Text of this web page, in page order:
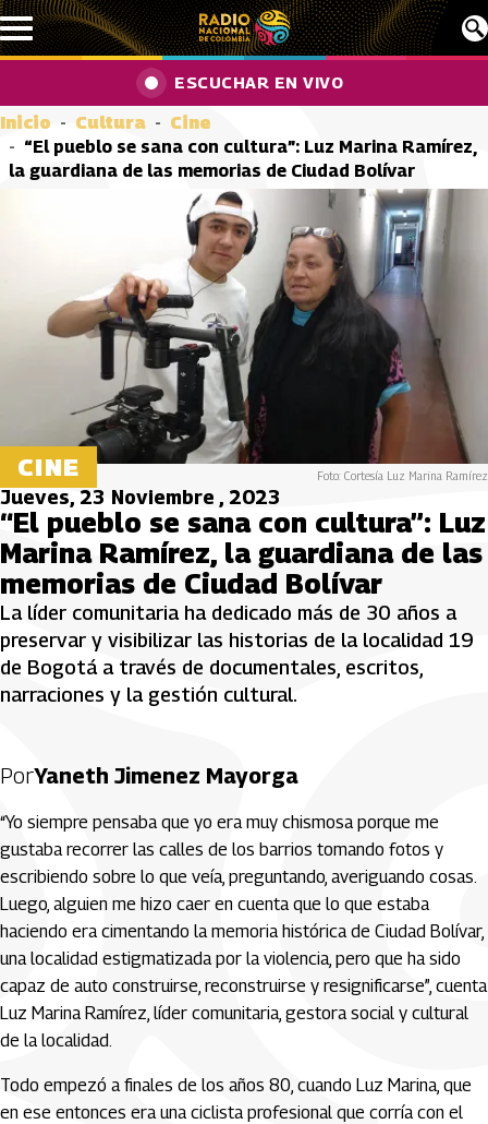
Pasar al contenido principal
ESCUCHAR EN VIVO
Inicio Cultura
Cine
“El pueblo se sana con cultura”: Luz Marina Ramírez,
la guardiana de las memorias de Ciudad Bolívar
CINE Foto: Cortesía Luz Marina Ramírez
Jueves, 23 Noviembre , 2023
“El pueblo se sana con cultura”: Luz
Marina Ramírez, la guardiana de las
memorias de Ciudad Bolívar
La líder comunitaria ha dedicado más de 30 años a
preservar y visibilizar las historias de la localidad 19
de Bogotá a través de documentales, escritos,
narraciones y la gestión cultural.
PorYaneth Jimenez Mayorga
“Yo siempre pensaba que yo era muy chismosa porque me
gustaba recorrer las calles de los barrios tomando fotos y
escribiendo sobre lo que veía, preguntando, averiguando cosas.
Luego, alguien me hizo caer en cuenta que lo que estaba
haciendo era cimentando la memoria histórica de Ciudad Bolívar,
una localidad estigmatizada por la violencia, pero que ha sido
capaz de auto construirse, reconstruirse y resignificarse”, cuenta
Luz Marina Ramírez, líder comunitaria, gestora social y cultural
de la localidad.
Todo empezó a finales de los años 80, cuando Luz Marina, que
en ese entonces era una ciclista profesional que corría con el